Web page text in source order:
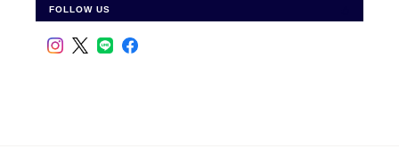
FOLLOW US